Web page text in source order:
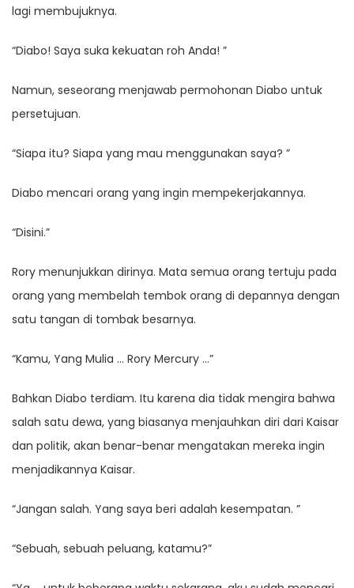
lagi membujuknya.
“Diabo! Saya suka kekuatan roh Anda! ”
Namun, seseorang menjawab permohonan Diabo untuk
persetujuan.
“Siapa itu? Siapa yang mau menggunakan saya? ”
Diabo mencari orang yang ingin mempekerjakannya.
“Disini.”
Rory menunjukkan dirinya. Mata semua orang tertuju pada
orang yang membelah tembok orang di depannya dengan
satu tangan di tombak besarnya.
“Kamu, Yang Mulia … Rory Mercury …”
Bahkan Diabo terdiam. Itu karena dia tidak mengira bahwa
salah satu dewa, yang biasanya menjauhkan diri dari Kaisar
dan politik, akan benar-benar mengatakan mereka ingin
menjadikannya Kaisar.
“Jangan salah. Yang saya beri adalah kesempatan. ”
“Sebuah, sebuah peluang, katamu?”